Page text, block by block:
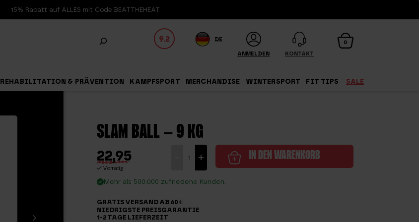
15% Rabatt auf ALLES mit Code BEATTHEHEAT
9.2 DE
ANMELDEN KONTAKT
0
REHABILITATION & PRÄVENTION KAMPFSPORT MERCHANDISE WINTERSPORT FIT TIPS SALE
SLAM BALL – 9 KG
22,95
Vorrätig
-
kg
+ IN DEN WARENKORB
Mehr als 500.000 zufriedene Kunden.
GRATIS VERSAND AB 60 €
NIEDRIGSTE PREISGARANTIE
1-2 TAGE LIEFERZEIT